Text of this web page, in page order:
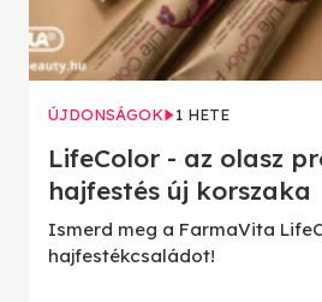
ÚJDONSÁGOK 1 HETE
LifeColor - az olasz
hajfestés új korszaka
Ismerd meg a FarmaVita
hajfestékcsaládot!